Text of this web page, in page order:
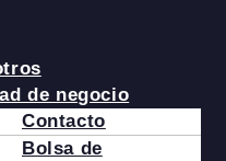
de negocio
Contacto
Bolsa de